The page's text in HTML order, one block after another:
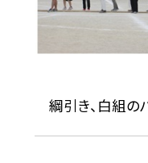
綱引き、白組の